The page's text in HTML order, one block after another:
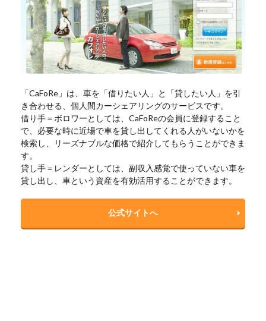
「CaFoRe」は、車を「借りたい人」と「貸したい人」を引
き合わせる、個人間カーシェアリングのサービスです。
借り手＝ボロワーとしては、CaFoReの会員に登録すること
で、必要な時に近場で車を貸し出してくれる人がいないかを
検索し、リーズナブルな価格で紹介してもらうことができま
す。
貸し手＝レンダーとしては、副収入感覚で使っていない車を
貸し出し、車という資産を有効活用することができます。
公式サイトへ